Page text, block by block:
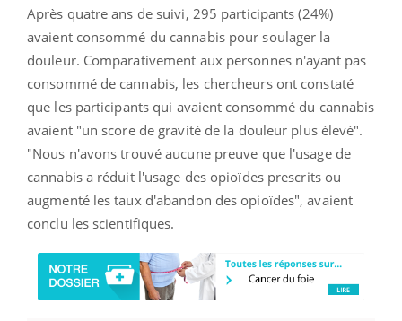
Après quatre ans de suivi, 295 participants (24%)
avaient consommé du cannabis pour soulager la
douleur. Comparativement aux personnes n'ayant pas
consommé de cannabis, les chercheurs ont constaté
que les participants qui avaient consommé du cannabis
avaient "un score de gravité de la douleur plus élevé".
"Nous n'avons trouvé aucune preuve que l'usage de
cannabis a réduit l'usage des opioïdes prescrits ou
augmenté les taux d'abandon des opioïdes", avaient
conclu les scientifiques.